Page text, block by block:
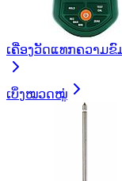
ເຄື່ອງວັດແທກຄວາມຂົ
ເບິ່ງໝວດໝູ່